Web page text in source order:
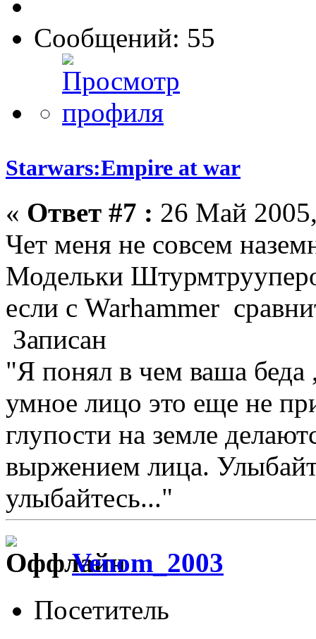
Сообщений: 55
Starwars:Empire at war
« Ответ #7 : 26 Май
Чет меня не совсем
Модельки
если с Warhammer
Записан
"Я понял в чем ваша
умное лицо это еще не
глупости на земле
выржением лица.
улыбайтесь..."
Venom_2003
Посетитель